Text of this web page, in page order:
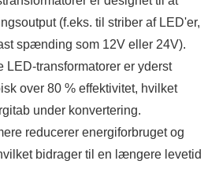
(f.eks. til striber af LED'er,
spænding som 12V eller 24V).
LED-transformatorer er yderst
over 80 % effektivitet, hvilket
under konvertering.
reducerer energiforbruget og
bidrager til en længere levetid